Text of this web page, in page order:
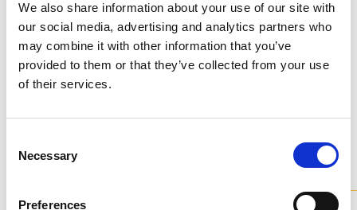
We also share information about your use of our site with
our social media, advertising and analytics partners who
may combine it with other information that you’ve
provided to them or that they’ve collected from your use
of their services.
Selection
Necessary
Preferences
K - POLISHED GOLD
Не останавливайтесь на том, что видите: каждый
продукт можно настроить в том цвете и отделке,
Изучите цветовую шкалу
Модели из коллекции
Все наши люстры доступны в различных вариантах и ​​